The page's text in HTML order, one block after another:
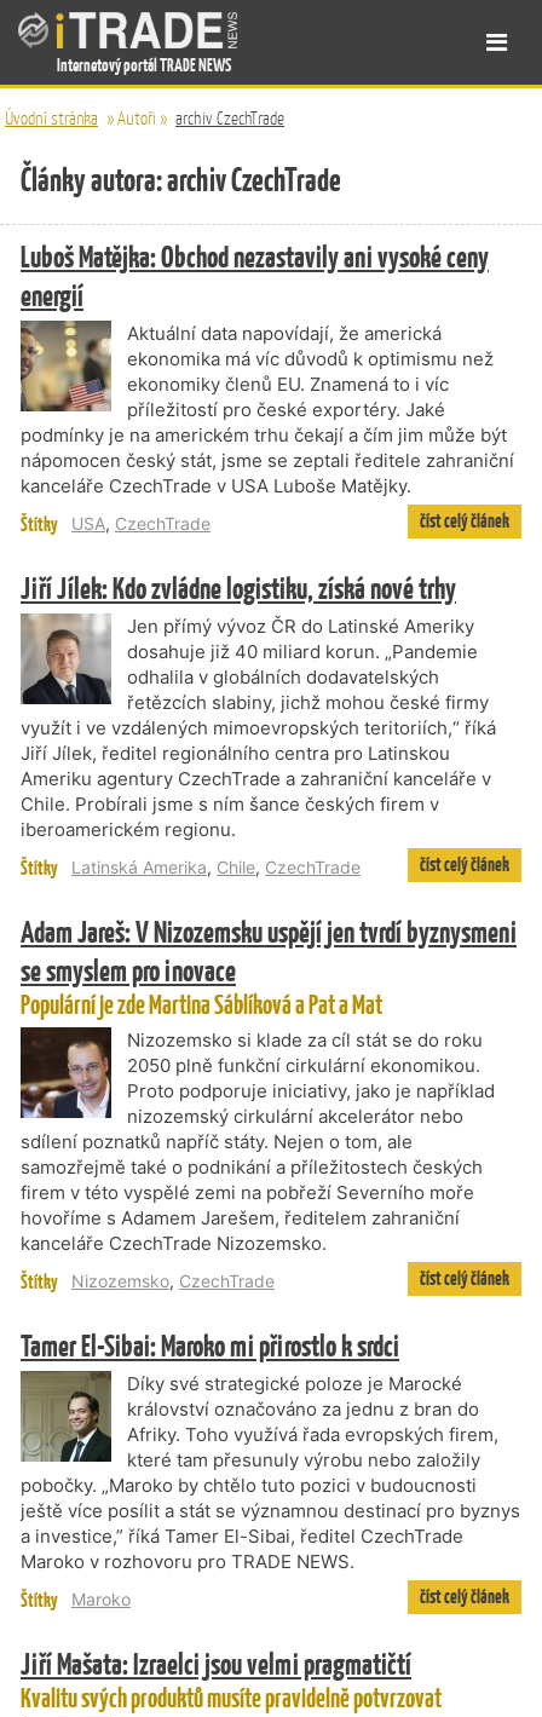
Internetový portál TRADE NEWS
Úvodní stránka »Autoři » archiv CzechTrade
Články autora: archiv CzechTrade
Luboš Matějka: Obchod nezastavily ani vysoké ceny
energií
Aktuální data napovídají, že americká
ekonomika má víc důvodů k optimismu než
ekonomiky členů EU. Znamená to i víc
příležitostí pro české exportéry. Jaké
podmínky je na americkém trhu čekají a čím jim může být
nápomocen český stát, jsme se zeptali ředitele zahraniční
kanceláře CzechTrade v USA Luboše Matějky.
Štítky USA, CzechTrade číst celý článek
Jiří Jílek: Kdo zvládne logistiku, získá nové trhy
Jen přímý vývoz ČR do Latinské Ameriky
dosahuje již 40 miliard korun. „Pandemie
odhalila v globálních dodavatelských
řetězcích slabiny, jichž mohou české firmy
využít i ve vzdálených mimoevropských teritoriích,“ říká
Jiří Jílek, ředitel regionálního centra pro Latinskou
Ameriku agentury CzechTrade a zahraniční kanceláře v
Chile. Probírali jsme s ním šance českých firem v
iberoamerickém regionu.
Štítky Latinská Amerika, Chile, CzechTrade číst celý článek
Adam Jareš: V Nizozemsku uspějí jen tvrdí byznysmeni
se smyslem pro inovace
Populární je zde Martina Sáblíková a Pat a Mat
Nizozemsko si klade za cíl stát se do roku
2050 plně funkční cirkulární ekonomikou.
Proto podporuje iniciativy, jako je například
nizozemský cirkulární akcelerátor nebo
sdílení poznatků napříč státy. Nejen o tom, ale
samozřejmě také o podnikání a příležitostech českých
firem v této vyspělé zemi na pobřeží Severního moře
hovoříme s Adamem Jarešem, ředitelem zahraniční
kanceláře CzechTrade Nizozemsko.
Štítky Nizozemsko, CzechTrade číst celý článek
Tamer El-Sibai: Maroko mi přirostlo k srdci
Díky své strategické poloze je Marocké
království označováno za jednu z bran do
Afriky. Toho využívá řada evropských firem,
které tam přesunuly výrobu nebo založily
pobočky. „Maroko by chtělo tuto pozici v budoucnosti
ještě více posílit a stát se významnou destinací pro byznys
a investice,” říká Tamer El-Sibai, ředitel CzechTrade
Maroko v rozhovoru pro TRADE NEWS.
Štítky Maroko číst celý článek
Jiří Mašata: Izraelci jsou velmi pragmatičtí
Kvalitu svých produktů musíte pravidelně potvrzovat